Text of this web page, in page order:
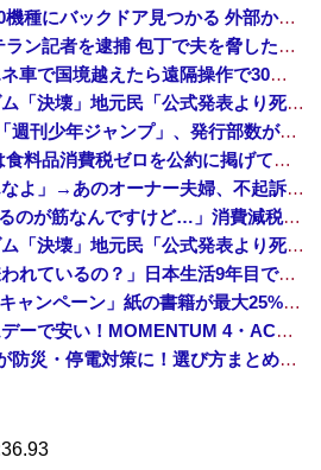
中国Zbtlink製ルーター20機種にバックドア見つかる 外部から完全制御のおそれ
【速報】 毎日新聞のベテラン記者を逮捕 包丁で夫を脅した容疑
中国人のリウさん、新エネ車で国境越えたら遠隔操作で30時間ロックされる！
中国「大洪水！」中国ダム「決壊」地元民「公式発表より死者多い！」中国政府「住民拘束！（安否不明」中国当局「救助隊動画も削除」台風13号「三峡ダム接近中」→
かつて650万部を誇った「週刊少年ジャンプ」、発行部数が初の100万部割れ
【速報】 記者「中革連は食料品消費税ゼロを公約に掲げていたが？」→階猛氏「そ、それは財源確保という条件付き」
「コンビニ、馬鹿にすんなよ」→あのオーナー夫婦、不起訴ｗｗｗｗｗｗｗｗｗ
【消費税率1％】 「下げるのが筋なんですけど…」消費減税で値下がりする分と同じだけ商品を値上げして店頭価格を変えない店も
中国「大洪水！」中国ダム「決壊」地元民「公式発表より死者多い！」中国政府「住民拘束！（安否不明」中国当局「救助隊動画も削除」台風13号「三峡ダム接近中」→
「中国人ってこんなに嫌われているの？」日本生活9年目で明かす本心！
Amazon「夏のポイントキャンペーン」紙の書籍が最大25%ポイント還元 対象と条件を整理（2026年7月）
ゼンハイザーがプライムデーで安い！MOMENTUM 4・ACCENTUMなど対象モデルまとめ！
Jackeryポータブル電源が防災・停電対策に！選び方まとめ【プライムデー最終日】